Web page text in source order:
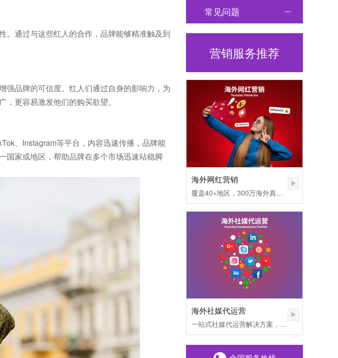
。通过与这些红人的合作，品牌能够精准触及到
强品牌的可信度。红人们通过自身的影响力，为
更容易激发他们的购买欲望。
、Instagram等平台，内容迅速传播，品牌能
国家或地区，帮助品牌在多个市场迅速站稳脚
常见问题
营销服务推荐
海外网红营销
覆盖40+地区，300万海外真实网红匹配，不同社媒平台发布内容矩阵，快速提高品牌认知度。1.无需百万粉丝，也可让您的品牌和产品一夜爆红
海外社媒代运营
一站式社媒代运营解决方案，帮助出海企业打破文化壁垒，提升海外私域流量。